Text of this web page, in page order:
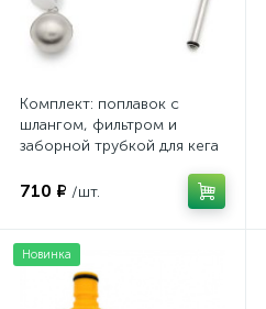
Комплект: поплавок с
шлангом, фильтром и
заборной трубкой для кега
710 ₽ /шт.
Новинка